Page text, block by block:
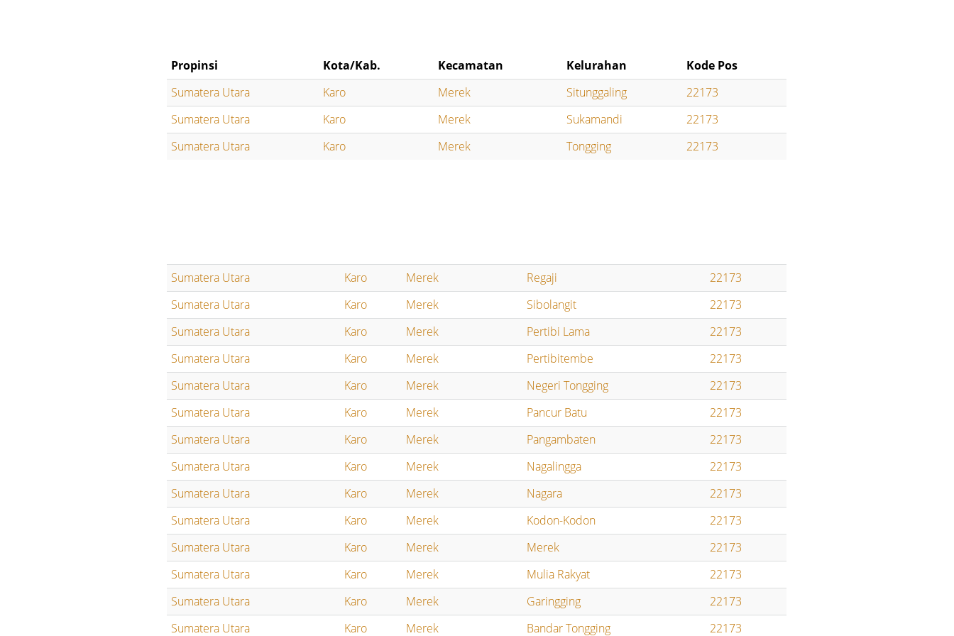
Propinsi Kota/Kab. Kecamatan Kelurahan
Kode Pos
Sumatera Utara
Karo Merek Situnggaling
22173
Sumatera Utara
Karo Merek Sukamandi
22173
Sumatera Utara
Karo Merek Tongging 22173
Sumatera Utara Karo Merek Regaji
22173
Sumatera Utara
Karo Merek Sibolangit
22173
Sumatera Utara
Karo Merek Pertibi Lama
22173
Sumatera Utara
Karo Merek Pertibitembe
22173
Sumatera Utara
Karo Merek Negeri Tongging
22173
Sumatera Utara
Karo Merek Pancur Batu
22173
Sumatera Utara
Karo Merek Pangambaten
22173
Sumatera Utara
Karo Merek Nagalingga
22173
Sumatera Utara
Karo Merek Nagara
22173
Sumatera Utara
Karo Merek Kodon-Kodon
22173
Sumatera Utara
Karo Merek Merek
22173
Sumatera Utara
Karo Merek Mulia Rakyat
22173
Sumatera Utara
Karo Merek Garingging
22173
Sumatera Utara
Karo Merek Bandar Tongging 22173